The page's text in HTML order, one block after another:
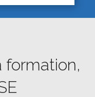
formation,